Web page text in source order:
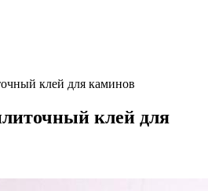
клей для каминов
клей для